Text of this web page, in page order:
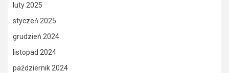
luty 2025
styczeń 2025
grudzień 2024
listopad 2024
październik 2024